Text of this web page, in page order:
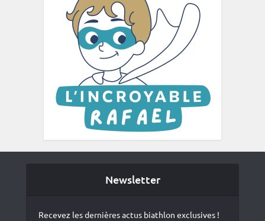
Newsletter
Recevez les dernières actus biathlon exclusives !